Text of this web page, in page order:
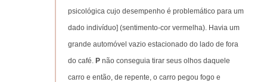
psicológica cujo desempenho é problemático para um
dado indivíduo] (sentimento-cor vermelha). Havia um
grande automóvel vazio estacionado do lado de fora
do café. P não conseguia tirar seus olhos daquele
carro e então, de repente, o carro pegou fogo e